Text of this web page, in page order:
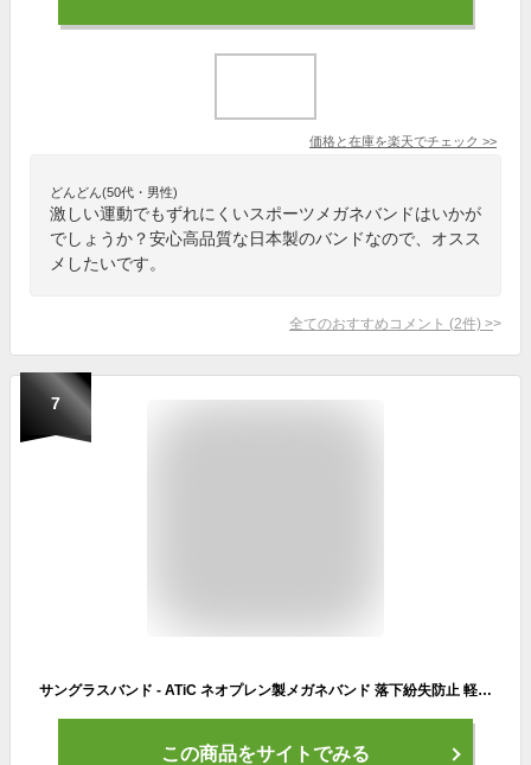
価格と在庫を楽天でチェック >>
どんどん(50代・男性)
激しい運動でもずれにくいスポーツメガネバンドはいかが
でしょうか？安心高品質な日本製のバンドなので、オスス
メしたいです。
全てのおすすめコメント (2件) >
7
サングラスバンド - ATiC ネオプレン製メガネバンド 落下紛失防止 軽量 防水 勉強/仕事/旅行/運転/スポーツ等の活動に適用する 2本セット Don''t touch Me+BLACK
この商品をサイトでみる